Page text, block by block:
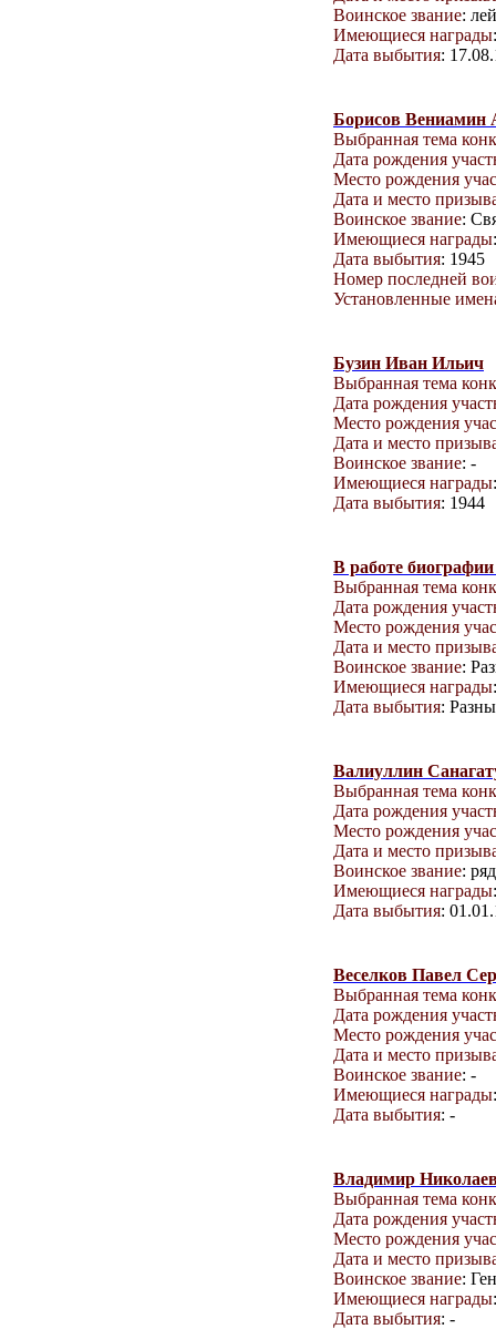
Воинское звание:
Имеющиеся награды
Дата выбытия:
Борисов Вениамин
Выбранная тема
Дата рождения
Место рождения
Дата и место
Воинское звание:
Имеющиеся награды
Дата выбытия: 1945
Номер последней
Установленные
Бузин Иван Ильич
Выбранная тема
Дата рождения
Место рождения
Дата и место
Воинское звание: -
Имеющиеся награды
Дата выбытия: 1944
В работе
Выбранная тема
Дата рождения
Место рождения
Дата и место
Воинское звание:
Имеющиеся награды
Дата выбытия:
Валиуллин
Выбранная тема
Дата рождения
Место рождения
Дата и место
Воинское звание:
Имеющиеся награды
Дата выбытия:
Веселков Павел
Выбранная тема
Дата рождения
Место рождения
Дата и место
Воинское звание: -
Имеющиеся награды
Дата выбытия: -
Владимир
Выбранная тема
Дата рождения
Место рождения
Дата и место
Воинское звание:
Имеющиеся награды
Дата выбытия: -